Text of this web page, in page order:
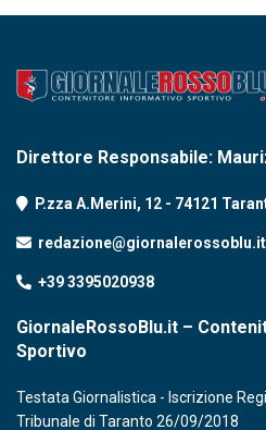
Direttore Responsabile:
P.zza A.Merini, 12 - 74121
redazione@giornalerossoblu.it
+39 3395020938
GiornaleRossoBlu.it –
Sportivo
Testata Giornalistica - Iscrizione
Tribunale di Taranto 26/09/2018